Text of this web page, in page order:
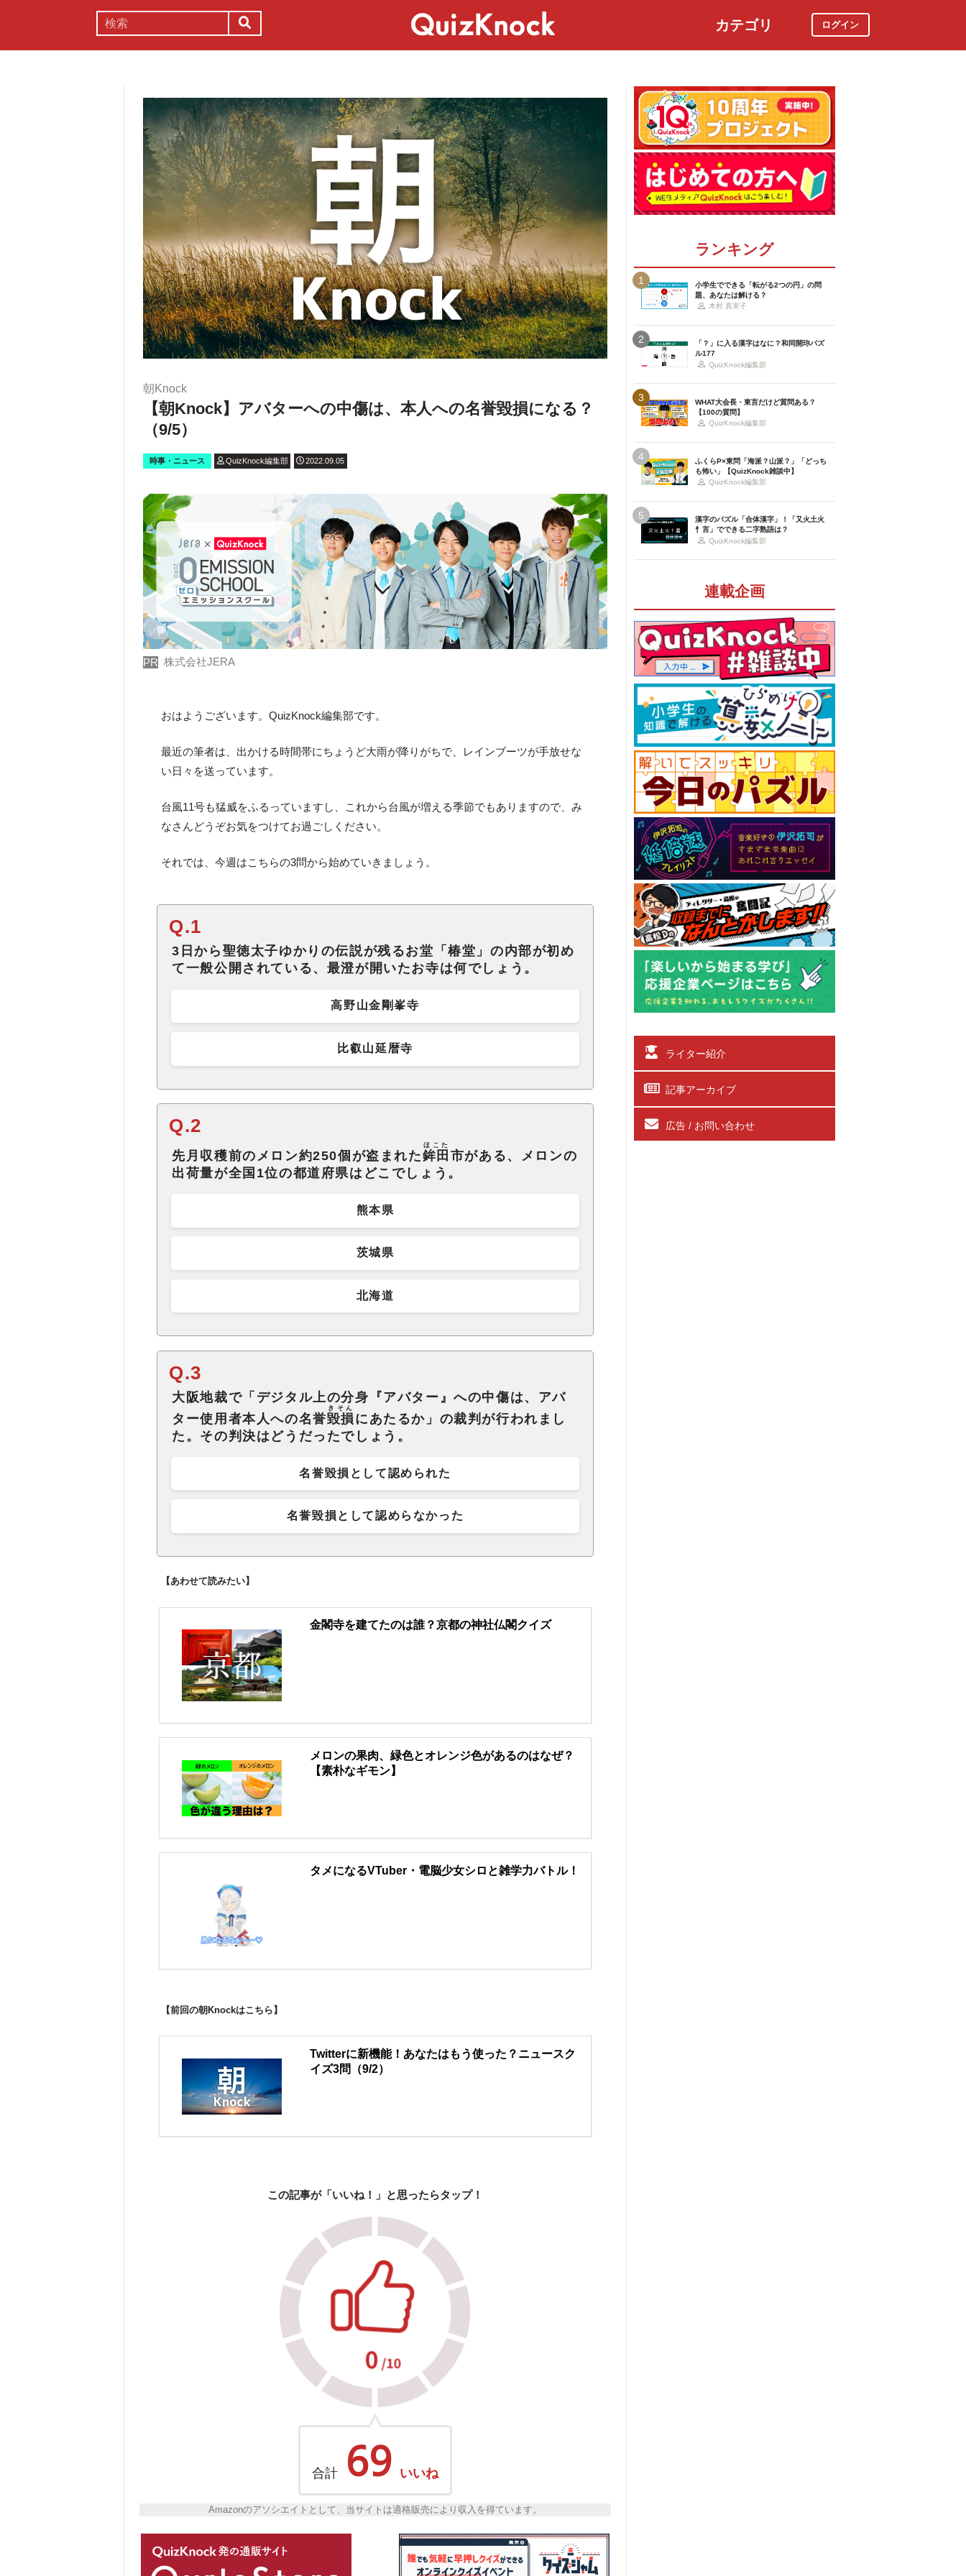
カテゴリ ログイン
朝Knock
【朝Knock】アバターへの中傷は、本人への名誉毀損になる？
（9/5）
時事・ニュース QuizKnock編集部 2022.09.05
PR 株式会社JERA
おはようございます。QuizKnock編集部です。
最近の筆者は、出かける時間帯にちょうど大雨が降りがちで、レインブーツが手放せな
い日々を送っています。
台風11号も猛威をふるっていますし、これから台風が増える季節でもありますので、み
なさんどうぞお気をつけてお過ごしください。
それでは、今週はこちらの3問から始めていきましょう。
Q.1
3日から聖徳太子ゆかりの伝説が残るお堂「椿堂」の内部が初め
て一般公開されている、最澄が開いたお寺は何でしょう。
高野山金剛峯寺
比叡山延暦寺
Q.2
先月収穫前のメロン約250個が盗まれた鉾田
ほこた
市がある、メロンの
出荷量が全国1位の都道府県はどこでしょう。
熊本県
茨城県
北海道
Q.3
大阪地裁で「デジタル上の分身『アバター』への中傷は、アバ
ター使用者本人への名誉毀損
きそん
にあたるか」の裁判が行われまし
た。その判決はどうだったでしょう。
名誉毀損として認められた
名誉毀損として認めらなかった
【あわせて読みたい】
金閣寺を建てたのは誰？京都の神社仏閣クイズ
メロンの果肉、緑色とオレンジ色があるのはなぜ？
【素朴なギモン】
タメになるVTuber・電脳少女シロと雑学力バトル！
【前回の朝Knockはこちら】
Twitterに新機能！あなたはもう使った？ニュースク
イズ3問（9/2）
この記事が「いいね！」と思ったらタップ！
合計 69 いいね
Amazonのアソシエイトとして、当サイトは適格販売により収入を得ています。
ランキング
1
小学生でできる「転がる2つの円」の問
題、あなたは解ける？
木村 真実子
2
「？」に入る漢字はなに？和同開珎パズ
ル177
QuizKnock編集部
3
WHAT大会長・東言だけど質問ある？
【100の質問】
QuizKnock編集部
4
ふくらP×東問「海派？山派？」「どっち
も怖い」【QuizKnock雑談中】
QuizKnock編集部
5
漢字のパズル「合体漢字」！「又火土火
忄言」でできる二字熟語は？
QuizKnock編集部
連載企画
ライター紹介
記事アーカイブ
広告 / お問い合わせ